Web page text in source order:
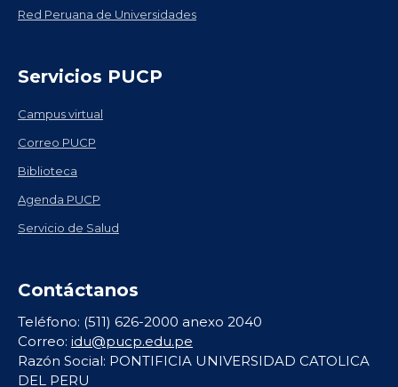
Red Peruana de Universidades
Servicios PUCP
Campus virtual
Correo PUCP
Biblioteca
Agenda PUCP
Servicio de Salud
Contáctanos
Teléfono: (511) 626-2000 anexo 2040
Correo: idu@pucp.edu.pe
Razón Social: PONTIFICIA UNIVERSIDAD CATOLICA
DEL PERU